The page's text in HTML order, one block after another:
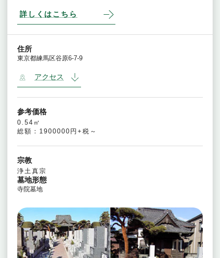
詳しくはこちら
住所
東京都練馬区谷原6-7-9
アクセス
参考価格
0.54㎡
総額：1900000円+税～
宗教
浄土真宗
墓地形態
寺院墓地